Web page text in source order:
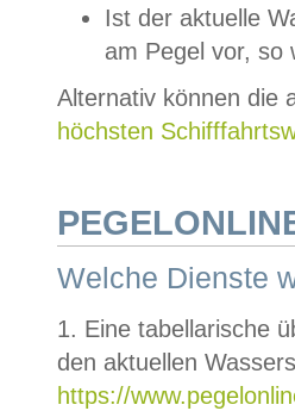
Ist der aktuelle
am Pegel vor,
Alternativ können die
höchsten
Welche Dienste
1. Eine tabellarische
den aktuellen
https://